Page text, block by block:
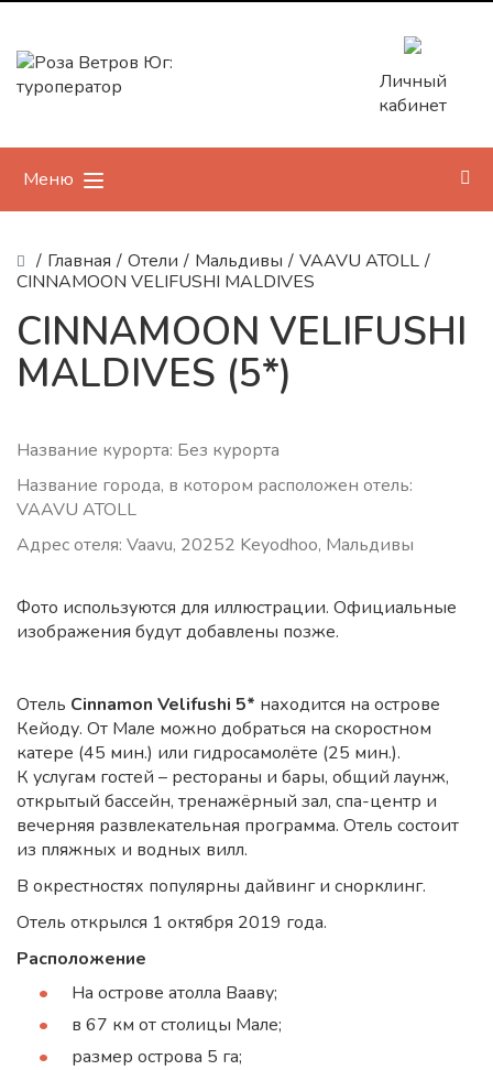
Личный
кабинет
Меню
/ Главная / Отели / Мальдивы / VAAVU ATOLL /
CINNAMOON VELIFUSHI MALDIVES
CINNAMOON VELIFUSHI
MALDIVES (5*)
Название курорта: Без курорта
Название города, в котором расположен отель:
VAAVU ATOLL
Адрес отеля: Vaavu, 20252 Keyodhoo, Мальдивы
Фото используются для иллюстрации. Официальные
изображения будут добавлены позже.
Отель Cinnamon Velifushi 5* находится на острове
Кейоду. От Мале можно добраться на скоростном
катере (45 мин.) или гидросамолёте (25 мин.).
К услугам гостей – рестораны и бары, общий лаунж,
открытый бассейн, тренажёрный зал, спа-центр и
вечерняя развлекательная программа. Отель состоит
из пляжных и водных вилл.
В окрестностях популярны дайвинг и снорклинг.
Отель открылся 1 октября 2019 года.
Расположение
На острове атолла Вааву;
в 67 км от столицы Мале;
размер острова 5 га;